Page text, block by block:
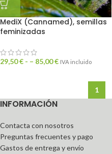
MediX (Cannamed), semillas
feminizadas
29,50€ - – 85,00€ IVA incluido
1
INFORMACIÓN
Contacta con nosotros
Preguntas frecuentes y pago
Gastos de entrega y envío